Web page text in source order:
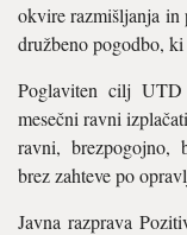
okvire razmišljanja in
družbeno pogodbo,
Poglaviten cilj UTD
mesečni ravni
ravni, brezpogojno,
brez zahteve po
Javna razprava